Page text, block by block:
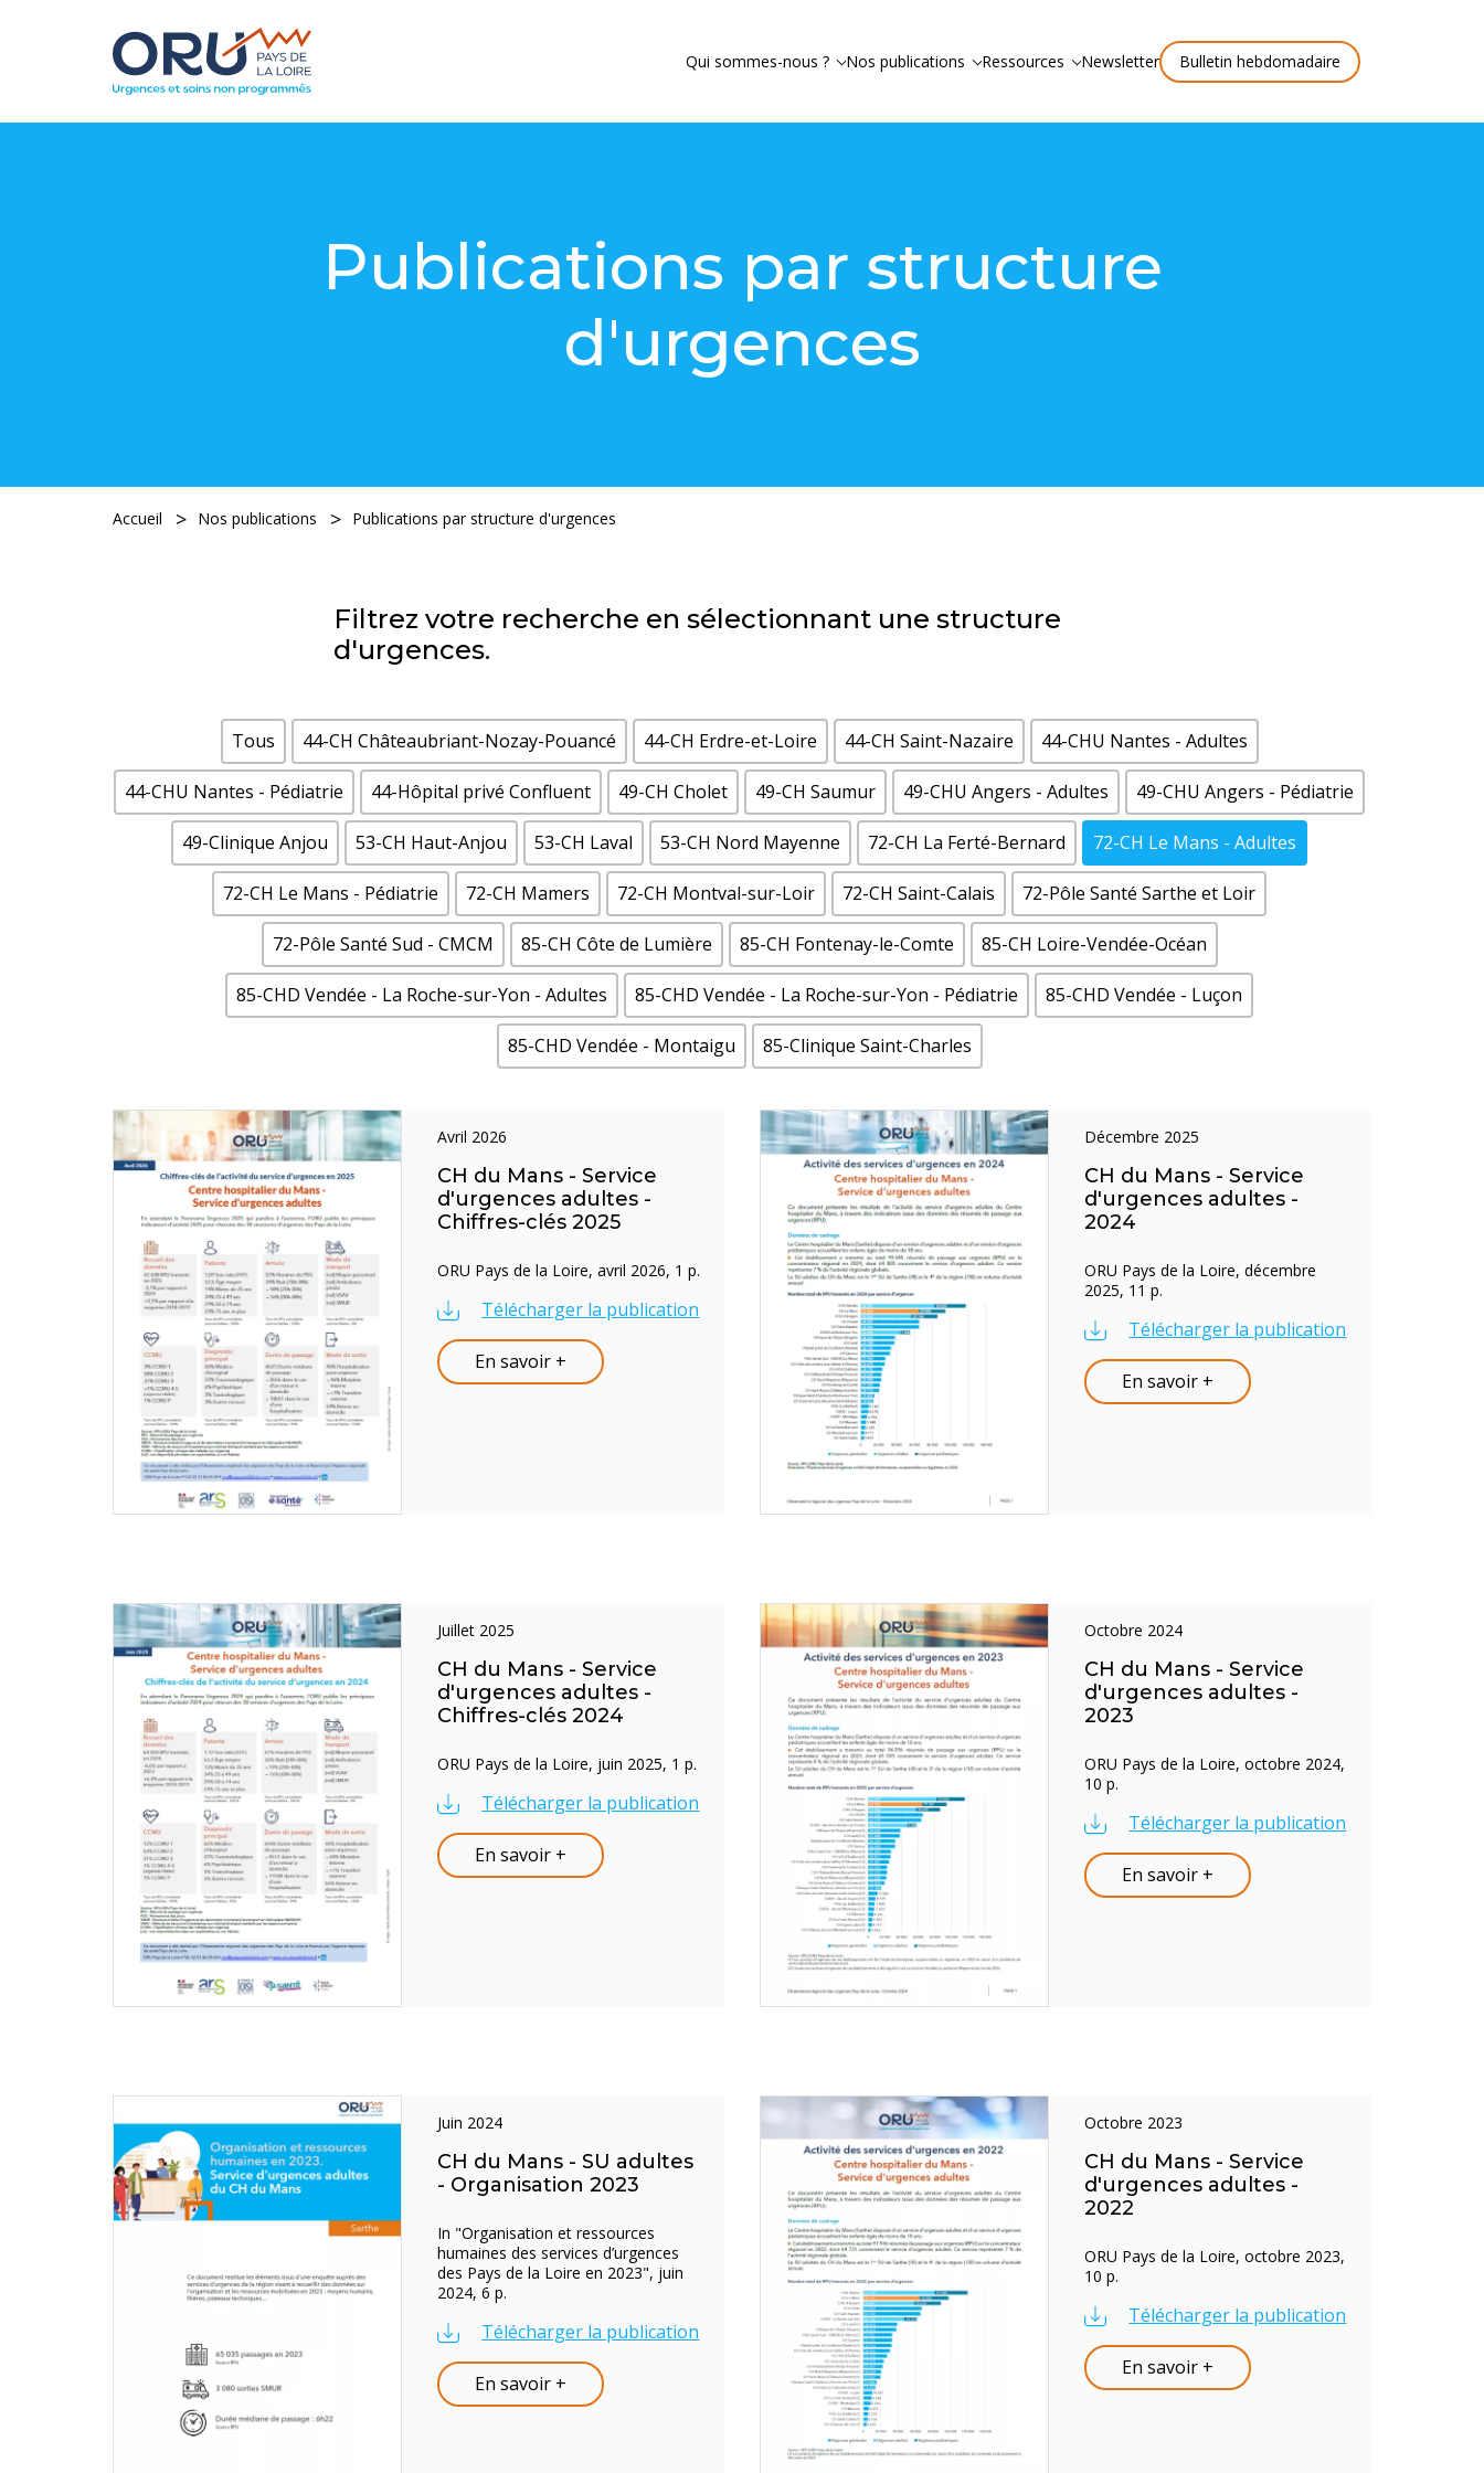
Qui sommes-nous ? Nos publications Ressources Newsletter Bulletin hebdomadaire
Publications par structure
d'urgences
Accueil Nos publications Publications par structure d'urgences
Filtrez votre recherche en sélectionnant une structure
d'urgences.
Tous 44-CH Châteaubriant-Nozay-Pouancé 44-CH Erdre-et-Loire 44-CH Saint-Nazaire 44-CHU Nantes - Adultes
44-CHU Nantes - Pédiatrie 44-Hôpital privé Confluent 49-CH Cholet 49-CH Saumur 49-CHU Angers - Adultes 49-CHU Angers - Pédiatrie
49-Clinique Anjou 53-CH Haut-Anjou 53-CH Laval 53-CH Nord Mayenne 72-CH La Ferté-Bernard 72-CH Le Mans - Adultes
72-CH Le Mans - Pédiatrie 72-CH Mamers 72-CH Montval-sur-Loir 72-CH Saint-Calais 72-Pôle Santé Sarthe et Loir
72-Pôle Santé Sud - CMCM 85-CH Côte de Lumière 85-CH Fontenay-le-Comte 85-CH Loire-Vendée-Océan
85-CHD Vendée - La Roche-sur-Yon - Adultes 85-CHD Vendée - La Roche-sur-Yon - Pédiatrie 85-CHD Vendée - Luçon
85-CHD Vendée - Montaigu 85-Clinique Saint-Charles
avril 2026
CH du Mans - Service
d'urgences adultes -
Chiffres-clés 2025
ORU Pays de la Loire, avril 2026, 1 p.
Télécharger la publication
En savoir +
décembre 2025
CH du Mans - Service
d'urgences adultes -
2024
ORU Pays de la Loire, décembre
2025, 11 p.
Télécharger la publication
En savoir +
juillet 2025
CH du Mans - Service
d'urgences adultes -
Chiffres-clés 2024
ORU Pays de la Loire, juin 2025, 1 p.
Télécharger la publication
En savoir +
octobre 2024
CH du Mans - Service
d'urgences adultes -
2023
ORU Pays de la Loire, octobre 2024,
10 p.
Télécharger la publication
En savoir +
juin 2024
CH du Mans - SU adultes
- Organisation 2023
In "Organisation et ressources
humaines des services d’urgences
des Pays de la Loire en 2023", juin
2024, 6 p.
Télécharger la publication
En savoir +
octobre 2023
CH du Mans - Service
d'urgences adultes -
2022
ORU Pays de la Loire, octobre 2023,
10 p.
Télécharger la publication
En savoir +